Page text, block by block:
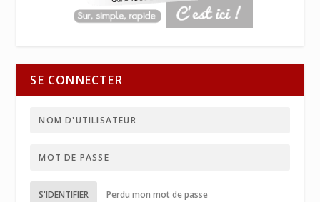
SE CONNECTER
S'IDENTIFIER Perdu mon mot de passe